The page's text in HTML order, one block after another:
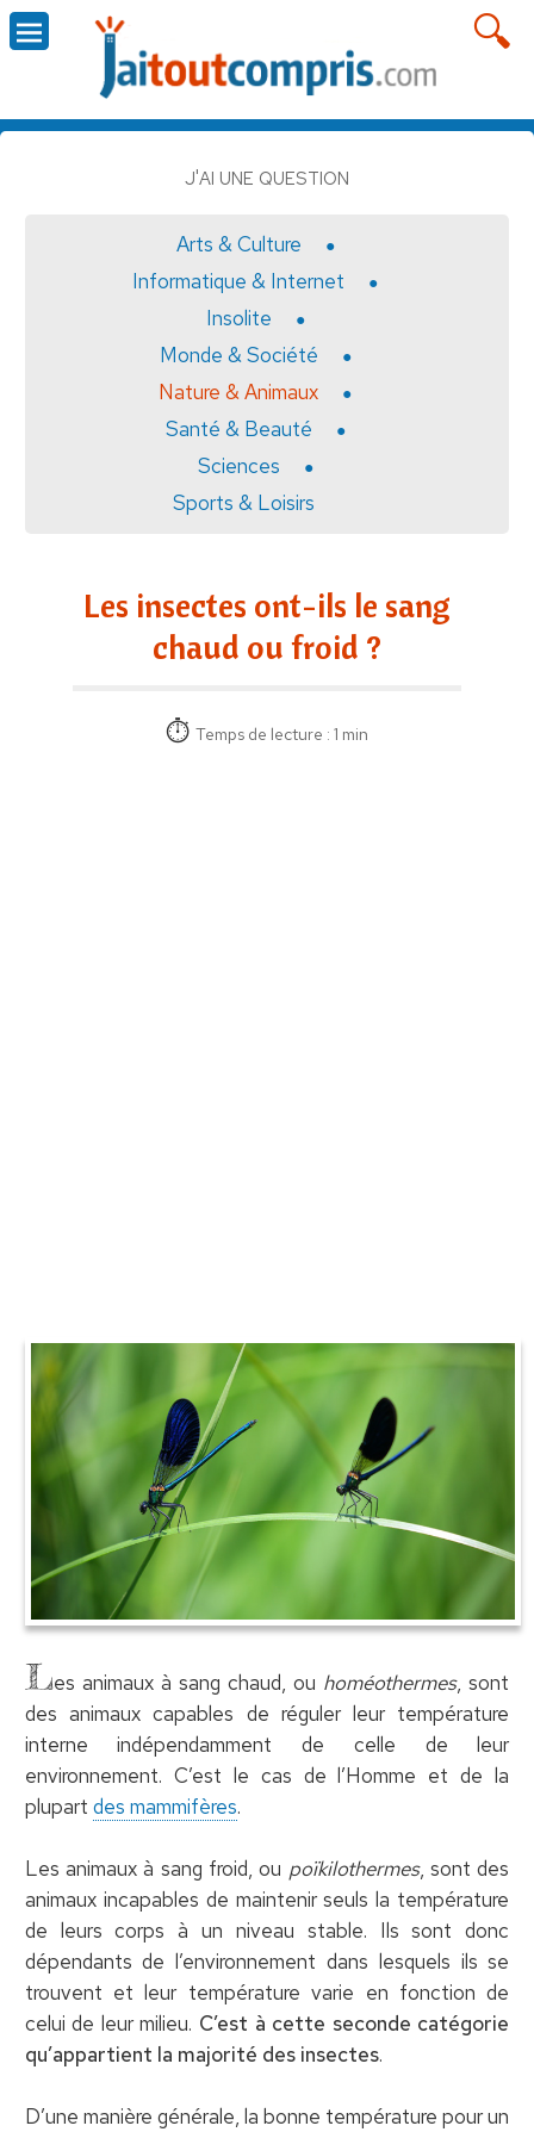
J'AI UNE QUESTION
Arts & Culture
Informatique & Internet
Insolite
Monde & Société
Nature & Animaux
Santé & Beauté
Sciences
Sports & Loisirs
Les insectes ont-ils le sang
chaud ou froid ?
Temps de lecture : 1 min
Les animaux à sang chaud, ou homéothermes, sont
des animaux capables de réguler leur température
interne indépendamment de celle de leur
environnement. C’est le cas de l’Homme et de la
plupart des mammifères.
Les animaux à sang froid, ou poïkilothermes, sont des
animaux incapables de maintenir seuls la température
de leurs corps à un niveau stable. Ils sont donc
dépendants de l’environnement dans lesquels ils se
trouvent et leur température varie en fonction de
celui de leur milieu. C’est à cette seconde catégorie
qu’appartient la majorité des insectes.
D’une manière générale, la bonne température pour un